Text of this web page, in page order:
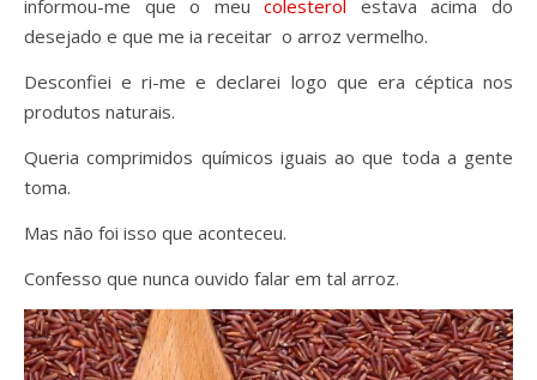
informou-me que o meu colesterol estava acima do
desejado e que me ia receitar o arroz vermelho.
Desconfiei e ri-me e declarei logo que era céptica nos
produtos naturais.
Queria comprimidos químicos iguais ao que toda a gente
toma.
Mas não foi isso que aconteceu.
Confesso que nunca ouvido falar em tal arroz.